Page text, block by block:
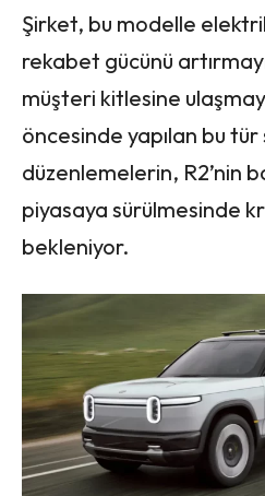
Şirket, bu modelle
rekabet gücünü
müşteri kitlesine
öncesinde yapılan bu
düzenlemelerin, R2’nin
piyasaya sürülmesinde
bekleniyor.